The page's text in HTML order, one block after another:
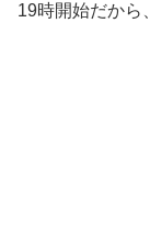
19時開始だから